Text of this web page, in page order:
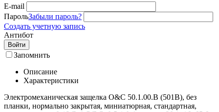
E-mail
ПарольЗабыли пароль?
Создать учетную запись
Антибот
Войти
Запомнить
Описание
Характеристики
Электромеханическая защелка O&C 50.1.00.B (501B), без
планки, нормально закрытая, миниатюрная, стандартная,